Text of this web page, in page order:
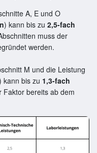
A, E und O
) kann bis zu 2,5-fach
muss der
werden.
M und die Leistung
kann bis zu 1,3-fach
Faktor bereits ab dem